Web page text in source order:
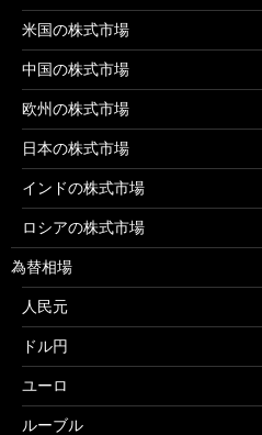
米国の株式市場
中国の株式市場
欧州の株式市場
日本の株式市場
インドの株式市場
ロシアの株式市場
為替相場
人民元
ドル円
ユーロ
ルーブル